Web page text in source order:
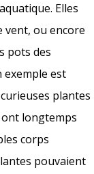
Elles
vent, ou encore
pots des
exemple est
plantes
longtemps
corps
pouvaient